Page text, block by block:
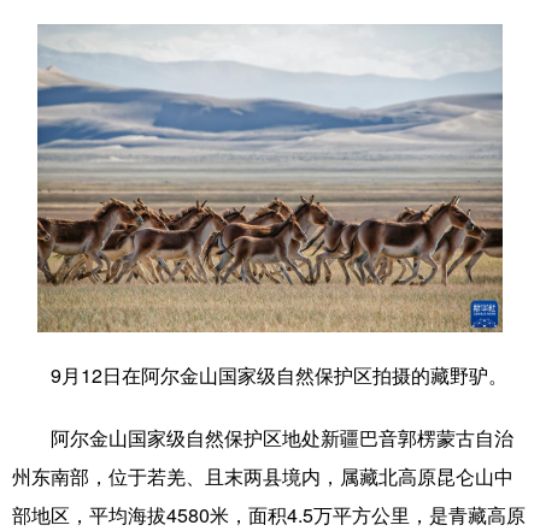
科技 科创 体育
文化 书画 健康 军事
访谈 视频 图片 政务
法律 中央文件 金融 汽车
食品 人居 信息化 数字经济
彩票 娱乐 时尚 悦读
9月12日在阿尔金山国家级自然保护区拍摄的藏野驴。
阿尔金山国家级自然保护区地处新疆巴音郭楞蒙古自治
州东南部，位于若羌、且末两县境内，属藏北高原昆仑山中
部地区，平均海拔4580米，面积4.5万平方公里，是青藏高原